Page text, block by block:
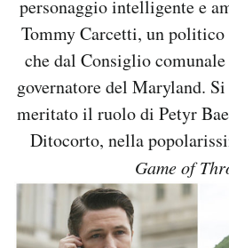
personaggio intelligente e
Tommy Carcetti, un
che dal Consiglio
governatore del Maryland.
meritato il ruolo di Petyr
Ditocorto, nella
Game of